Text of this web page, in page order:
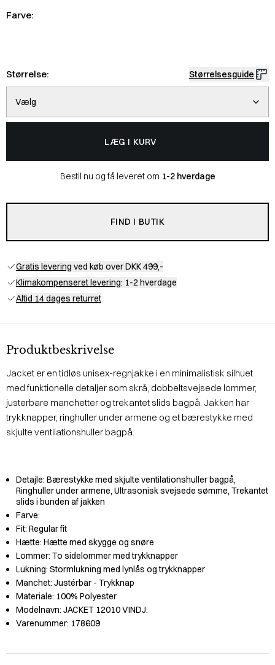
Farve:
Størrelse: Størrelsesguide
Vælg
LÆG I KURV
Bestil nu og få leveret om 1-2 hverdage
FIND I BUTIK
Gratis levering ved køb over DKK 499,-
Klimakompenseret levering: 1-2 hverdage
Altid 14 dages returret
Produktbeskrivelse
Jacket er en tidløs unisex-regnjakke i en minimalistisk silhuet
med funktionelle detaljer som skrå, dobbeltsvejsede lommer,
justerbare manchetter og trekantet slids bagpå. Jakken har
trykknapper, ringhuller under armene og et bærestykke med
skjulte ventilationshuller bagpå.
Detajle: Bærestykke med skjulte ventilationshuller bagpå,
Ringhuller under armene, Ultrasonisk svejsede sømme, Trekantet
slids i bunden af jakken
Farve:
Fit: Regular fit
Hætte: Hætte med skygge og snøre
Lommer: To sidelommer med trykknapper
Lukning: Stormlukning med lynlås og trykknapper
Manchet: Justérbar - Trykknap
Materiale: 100% Polyester
Modelnavn: JACKET 12010 VINDJ.
Varenummer: 178609